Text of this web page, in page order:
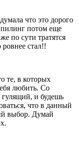
что это дорого
потом еще
по сути тратятся
ровнее стал!!
те, в которых
любить. Со
гулящий, и будешь
что в данный
выбор. Думай